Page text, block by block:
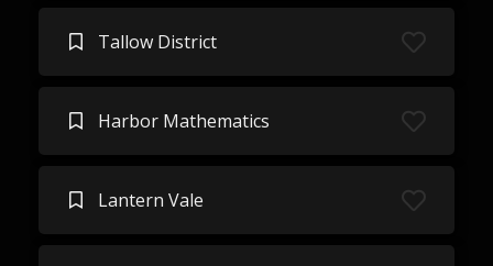
Tallow District
Harbor Mathematics
Lantern Vale